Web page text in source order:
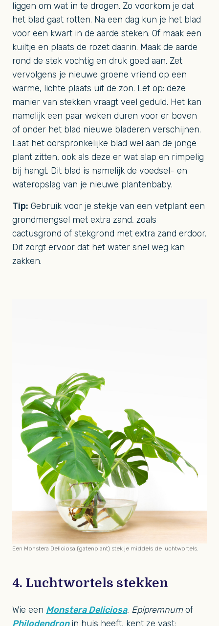
liggen om wat in te drogen. Zo voorkom je dat
het blad gaat rotten. Na een dag kun je het blad
voor een kwart in de aarde steken. Of maak een
kuiltje en plaats de rozet daarin. Maak de aarde
rond de stek vochtig en druk goed aan. Zet
vervolgens je nieuwe groene vriend op een
warme, lichte plaats uit de zon. Let op: deze
manier van stekken vraagt veel geduld. Het kan
namelijk een paar weken duren voor er boven
of onder het blad nieuwe bladeren verschijnen.
Laat het oorspronkelijke blad wel aan de jonge
plant zitten, ook als deze er wat slap en rimpelig
bij hangt. Dit blad is namelijk de voedsel- en
wateropslag van je nieuwe plantenbaby.
Tip: Gebruik voor je stekje van een vetplant een
grondmengsel met extra zand, zoals
cactusgrond of stekgrond met extra zand erdoor.
Dit zorgt ervoor dat het water snel weg kan
zakken.
4. Luchtwortels stekken
Wie een Monstera Deliciosa, Epipremnum of
Philodendron in huis heeft, kent ze vast:
Een Monstera Deliciosa (gatenplant) stek je middels de luchtwortels.